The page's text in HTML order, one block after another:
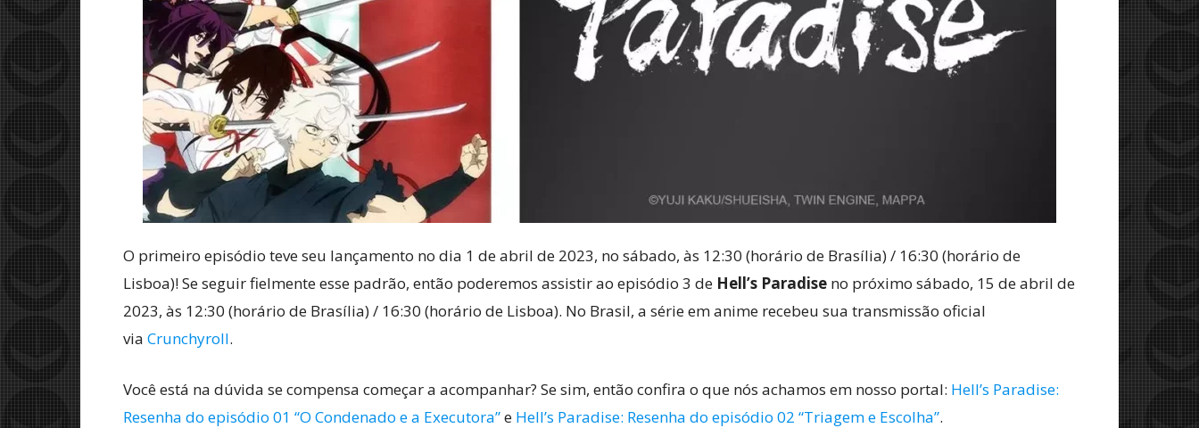
O primeiro episódio teve seu lançamento no dia 1 de abril de 2023, no sábado, às 12:30 (horário de Brasília) / 16:30 (horário de
Lisboa)! Se seguir fielmente esse padrão, então poderemos assistir ao episódio 3 de Hell’s Paradise no próximo sábado, 15 de abril de
2023, às 12:30 (horário de Brasília) / 16:30 (horário de Lisboa). No Brasil, a série em anime recebeu sua transmissão oficial
via Crunchyroll.
Você está na dúvida se compensa começar a acompanhar? Se sim, então confira o que nós achamos em nosso portal: Hell’s Paradise:
Resenha do episódio 01 “O Condenado e a Executora”e Hell’s Paradise: Resenha do episódio 02 “Triagem e Escolha”.